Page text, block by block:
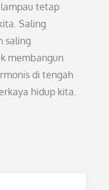
tetap
Saling
saling
membangun
di tengah
hidup kita.